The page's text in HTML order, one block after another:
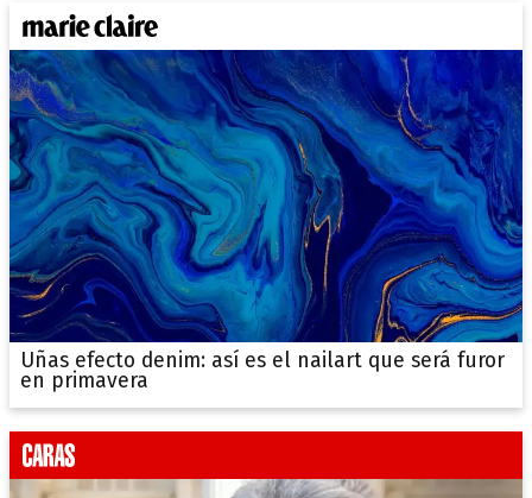
Uñas efecto denim: así es el nailart que será furor
en primavera